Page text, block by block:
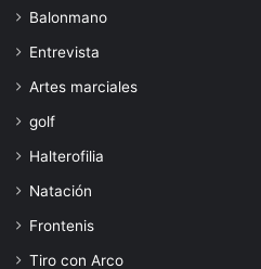
Balonmano
Entrevista
Artes marciales
golf
Halterofilia
Natación
Frontenis
Tiro con Arco